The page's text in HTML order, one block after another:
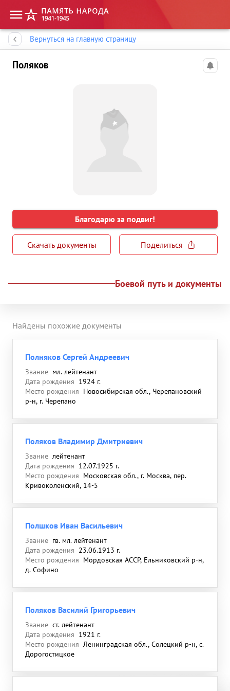
Вернуться на главную страницу
Поляков
Благодарю за подвиг!
Скачать документы Поделиться
Боевой путь и документы
Найдены похожие документы
Полняков Сергей Андреевич
Звание мл. лейтенант
Дата рождения 1924 г.
Место рождения Новосибирская обл., Черепановский
р-н, г. Черепано
Поляков Владимир Дмитриевич
Звание лейтенант
Дата рождения 12.07.1925 г.
Место рождения Московская обл., г. Москва, пер.
Кривоколенский, 14-5
Полшков Иван Васильевич
Звание гв. мл. лейтенант
Дата рождения 23.06.1913 г.
Место рождения Мордовская АССР, Ельниковский р-н,
д. Софино
Поляков Василий Григорьевич
Звание ст. лейтенант
Дата рождения 1921 г.
Место рождения Ленинградская обл., Солецкий р-н, с.
Дорогостицкое
Память народа